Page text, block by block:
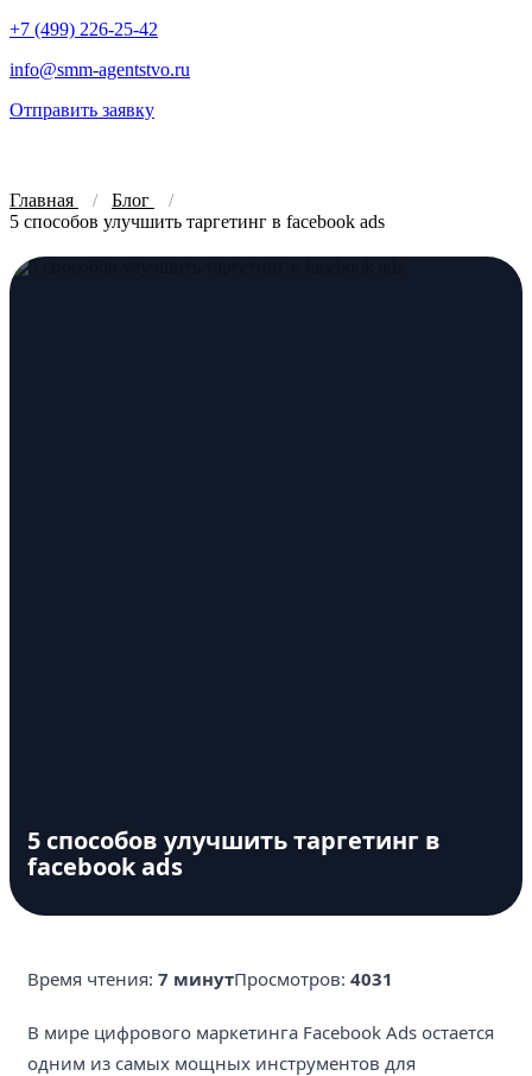
+7 (499) 226-25-42
info@smm-agentstvo.ru
Отправить заявку
Главная
Блог
5 способов улучшить таргетинг в facebook ads
5 способов улучшить таргетинг в
facebook ads
Время чтения: 7 минутПросмотров: 4031
В мире цифрового маркетинга Facebook Ads остается
одним из самых мощных инструментов для